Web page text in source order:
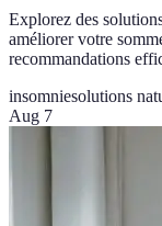
Explorez des
améliorer votre
recommandations
insomniesolutions
Aug 7